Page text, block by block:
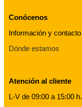
Conócenos
Información y contacto
Dónde estamos
Atención al cliente
L-V de 09:00 a 15:00 h.